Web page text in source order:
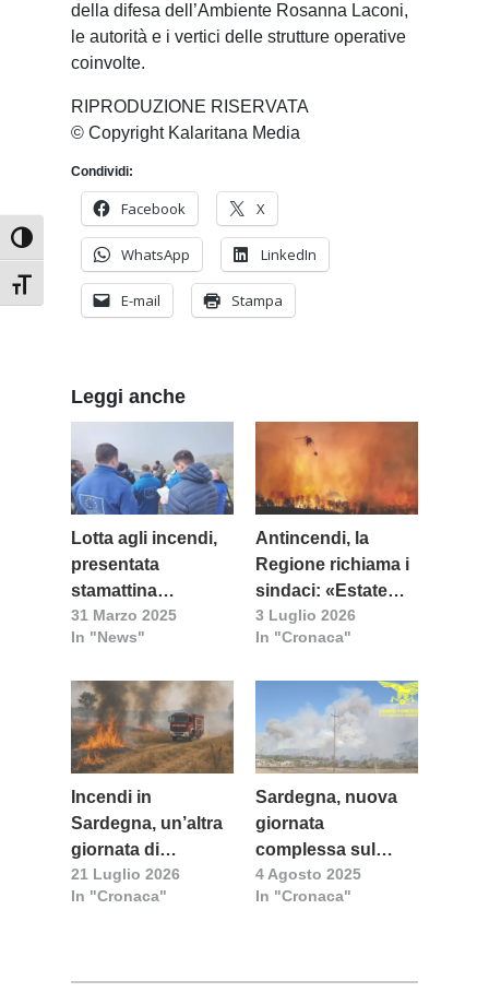
Attiva/disattiva alto contrasto
Attiva/disattiva dimensione testo
della difesa dell’Ambiente Rosanna Laconi,
le autorità e i vertici delle strutture operative
coinvolte.
RIPRODUZIONE RISERVATA
© Copyright Kalaritana Media
Condividi:
Facebook X
WhatsApp LinkedIn
E-mail Stampa
Leggi anche
Lotta agli incendi,
presentata
stamattina
l’esercitazione di
protezione civile
2025”
31 Marzo 2025
In "News"
Antincendi, la
Regione richiama i
sindaci: «Estate
difficile, serve il
massimo livello di
3 Luglio 2026
In "Cronaca"
Incendi in
Sardegna, un’altra
giornata di
emergenza
21 Luglio 2026
In "Cronaca"
Sardegna, nuova
giornata
complessa sul
fronte della lotta
agli incendi
4 Agosto 2025
In "Cronaca"